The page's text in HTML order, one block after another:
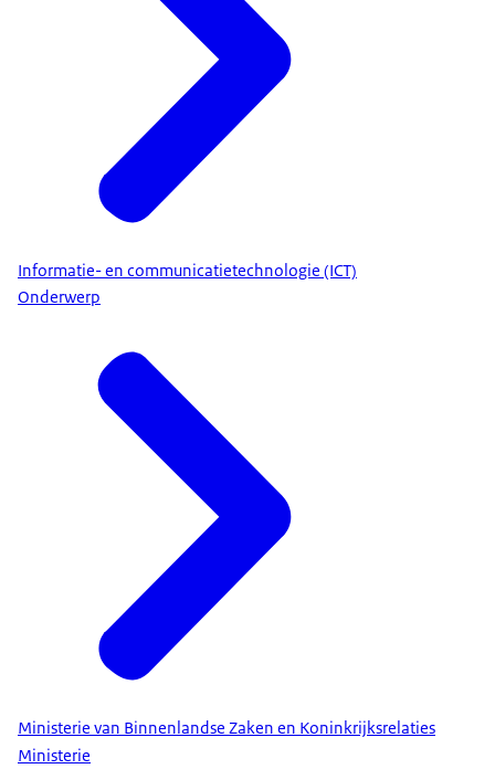
Informatie- en communicatietechnologie (ICT)
Onderwerp
Ministerie van Binnenlandse Zaken en Koninkrijksrelaties
Ministerie